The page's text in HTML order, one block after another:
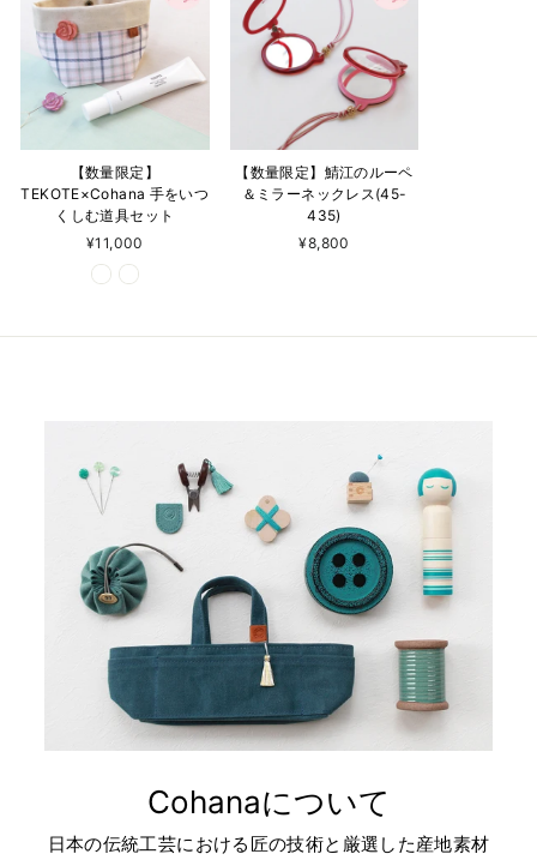
【数量限定】
TEKOTE×Cohana 手をいつ
くしむ道具セット
¥11,000
【数量限定】鯖江のルーペ
＆ミラーネックレス(45-
435)
¥8,800
Cohanaについて
日本の伝統工芸における匠の技術と厳選した産地素材